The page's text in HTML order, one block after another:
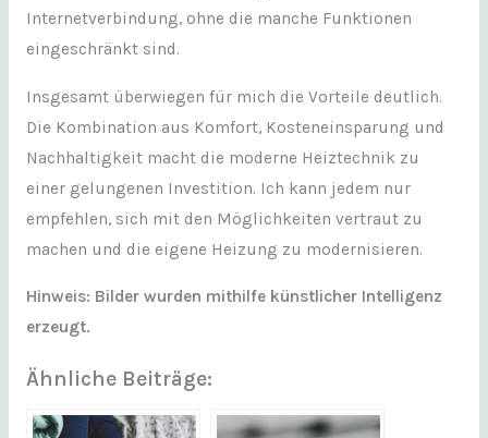
Internetverbindung, ohne die manche Funktionen
eingeschränkt sind.
Insgesamt überwiegen für mich die Vorteile deutlich.
Die Kombination aus Komfort, Kosteneinsparung und
Nachhaltigkeit macht die moderne Heiztechnik zu
einer gelungenen Investition. Ich kann jedem nur
empfehlen, sich mit den Möglichkeiten vertraut zu
machen und die eigene Heizung zu modernisieren.
Hinweis: Bilder wurden mithilfe künstlicher Intelligenz
erzeugt.
Ähnliche Beiträge: